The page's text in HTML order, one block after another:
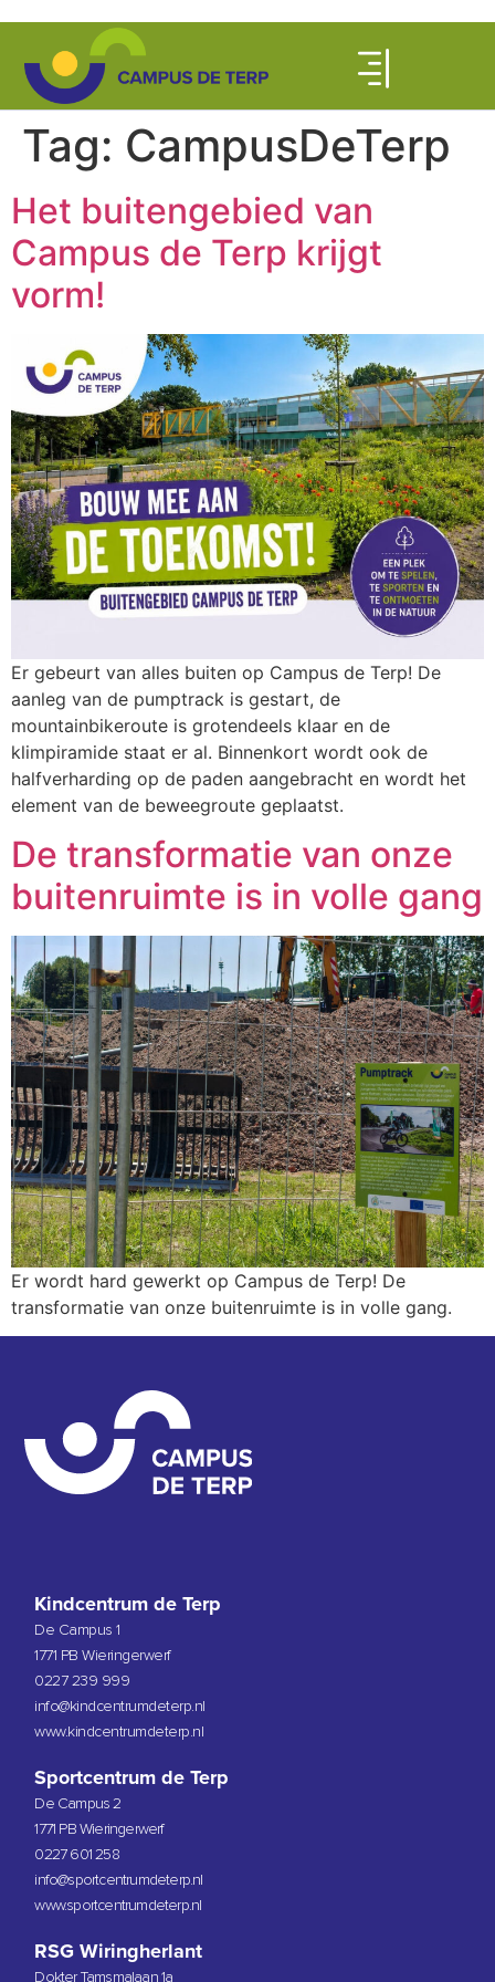
Tag: CampusDeTerp
Het buitengebied van
Campus de Terp krijgt
vorm!
Er gebeurt van alles buiten op Campus de Terp! De
aanleg van de pumptrack is gestart, de
mountainbikeroute is grotendeels klaar en de
klimpiramide staat er al. Binnenkort wordt ook de
halfverharding op de paden aangebracht en wordt het
element van de beweegroute geplaatst.
De transformatie van onze
buitenruimte is in volle gang
Er wordt hard gewerkt op Campus de Terp! De
transformatie van onze buitenruimte is in volle gang.
Kindcentrum de Terp
De Campus 1
1771 PB Wieringerwerf
0227 239 999
info@kindcentrumdeterp.nl
www.kindcentrumdeterp.nl
Sportcentrum de Terp
De Campus 2
1771 PB Wieringerwerf
0227 601 258
info@sportcentrumdeterp.nl
www.sportcentrumdeterp.nl
RSG Wiringherlant
Dokter Tamsmalaan 1a